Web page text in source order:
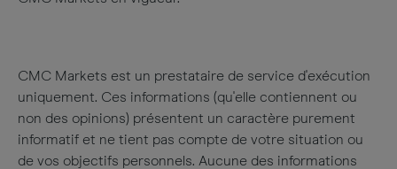
CMC Markets est un prestataire de service d'exécution
uniquement. Ces informations (qu'elle contiennent ou
non des opinions) présentent un caractère purement
informatif et ne tient pas compte de votre situation ou
de vos objectifs personnels. Aucune des informations